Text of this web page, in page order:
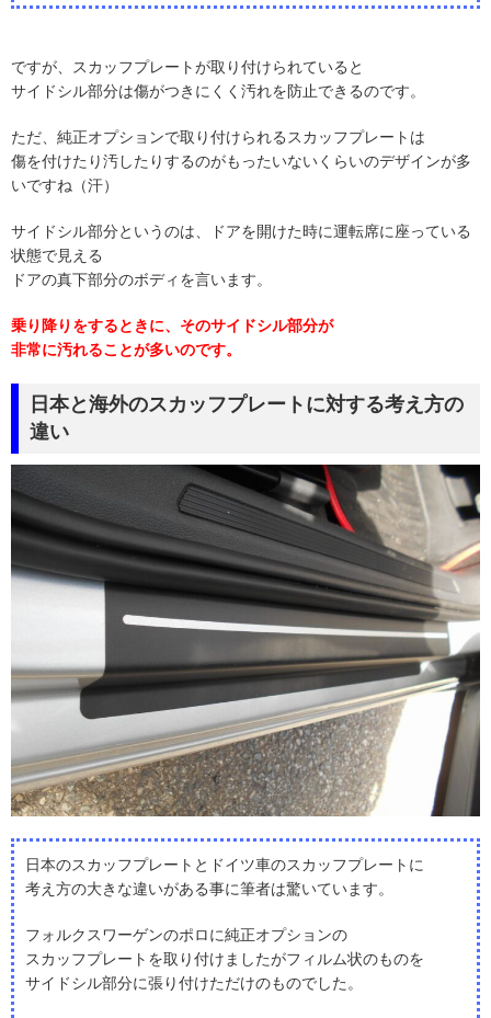
ですが、スカッフプレートが取り付けられていると
サイドシル部分は傷がつきにくく汚れを防止できるのです。
ただ、純正オプションで取り付けられるスカッフプレートは
傷を付けたり汚したりするのがもったいないくらいのデザインが多
いですね（汗）
サイドシル部分というのは、ドアを開けた時に運転席に座っている
状態で見える
ドアの真下部分のボディを言います。
乗り降りをするときに、そのサイドシル部分が
非常に汚れることが多いのです。
日本と海外のスカッフプレートに対する考え方の
違い
日本のスカッフプレートとドイツ車のスカッフプレートに
考え方の大きな違いがある事に筆者は驚いています。
フォルクスワーゲンのポロに純正オプションの
スカッフプレートを取り付けましたがフィルム状のものを
サイドシル部分に張り付けただけのものでした。